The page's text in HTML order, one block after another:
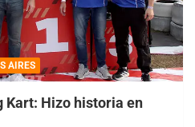
AIRES
Kart: Hizo historia en